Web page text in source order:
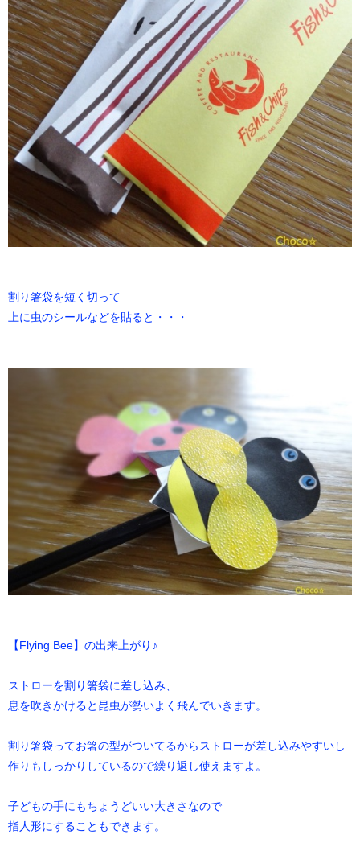
割り箸袋を短く切って
上に虫のシールなどを貼ると・・・
【Flying Bee】の出来上がり♪
ストローを割り箸袋に差し込み、
息を吹きかけると昆虫が勢いよく飛んでいきます。
割り箸袋ってお箸の型がついてるからストローが差し込みやすいし
作りもしっかりしているので繰り返し使えますよ。
子どもの手にもちょうどいい大きさなので
指人形にすることもできます。